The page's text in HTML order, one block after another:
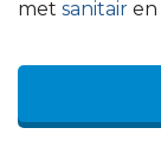
met sanitair en